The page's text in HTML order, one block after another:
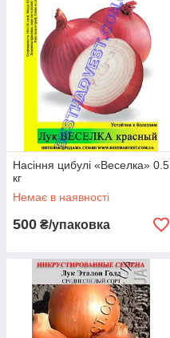
Насіння цибулі «Веселка» 0.5
кг
Немає в наявності
500 ₴/упаковка